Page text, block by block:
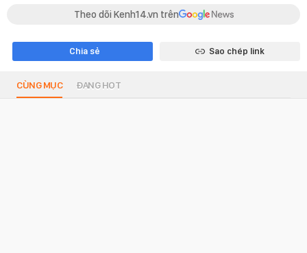
Theo dõi Kenh14.vn trên
Chia sẻ Sao chép link
CÙNG MỤC ĐANG HOT